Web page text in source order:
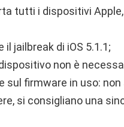
tutti i dispositivi Apple,
jailbreak di iOS 5.1.1;
non è
sul firmware in uso:
si consigliano una